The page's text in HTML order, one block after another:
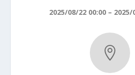
2025/08/22 00:00 – 2025/
